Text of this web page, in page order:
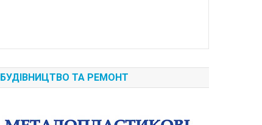
БУДІВНИЦТВО ТА РЕМОНТ